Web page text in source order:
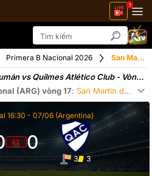
1
Primera B Nacional 2026 San Martín de Tucumán vs Quilmes Atlético Club ngày 08-06-2026
vs Quilmes Atlético Club - Vòng
(08-06-2026)
(ARG) vòng 17: San Martín de Tucumán
16:30 - 07/06(Argentina)
FT 0
3 3